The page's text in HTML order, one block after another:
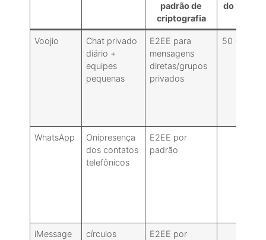
padrão de
criptografia
do vídeo
Voojio
Chat privado
diário +
equipes
pequenas
E2EE para
mensagens
diretas/grupos
privados
50 (Plus),
WhatsApp
Onipresença
dos contatos
telefônicos
E2EE por
padrão
iMessage
círculos
E2EE por